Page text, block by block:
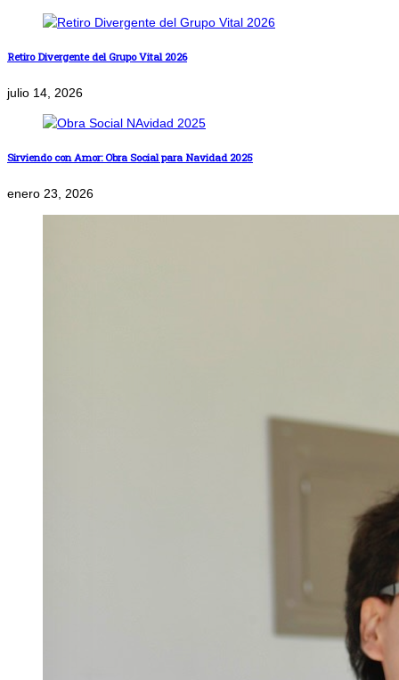
Retiro Divergente del Grupo Vital 2026
julio 14, 2026
Sirviendo con Amor: Obra Social para Navidad 2025
enero 23, 2026